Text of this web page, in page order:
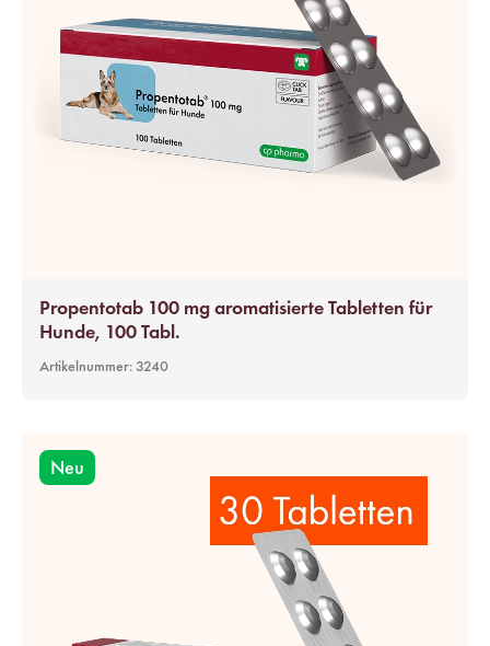
Propentotab 100 mg aromatisierte Tabletten für
Hunde, 100 Tabl.
Artikelnummer: 3240
Neu